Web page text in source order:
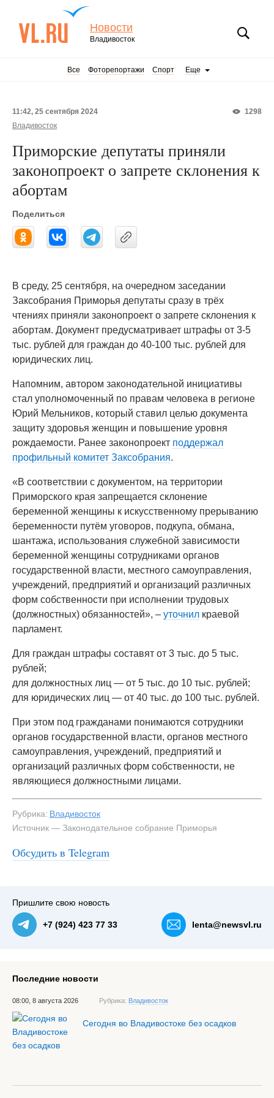
Новости
Владивосток
Все Фоторепортажи Спорт Еще
1298
11:42, 25 сентября 2024
Владивосток
Приморские депутаты приняли
законопроект о запрете склонения к
абортам
Поделиться
В среду, 25 сентября, на очередном заседании
Заксобрания Приморья депутаты сразу в трёх
чтениях приняли законопроект о запрете склонения к
абортам. Документ предусматривает штрафы от 3-5
тыс. рублей для граждан до 40-100 тыс. рублей для
юридических лиц.
Напомним, автором законодательной инициативы
стал уполномоченный по правам человека в регионе
Юрий Мельников, который ставил целью документа
защиту здоровья женщин и повышение уровня
рождаемости. Ранее законопроект поддержал
профильный комитет Заксобрания.
«В соответствии с документом, на территории
Приморского края запрещается склонение
беременной женщины к искусственному прерыванию
беременности путём уговоров, подкупа, обмана,
шантажа, использования служебной зависимости
беременной женщины сотрудниками органов
государственной власти, местного самоуправления,
учреждений, предприятий и организаций различных
форм собственности при исполнении трудовых
(должностных) обязанностей», – уточнил краевой
парламент.
Для граждан штрафы составят от 3 тыс. до 5 тыс.
рублей;
для должностных лиц — от 5 тыс. до 10 тыс. рублей;
для юридических лиц — от 40 тыс. до 100 тыс. рублей.
При этом под гражданами понимаются сотрудники
органов государственной власти, органов местного
самоуправления, учреждений, предприятий и
организаций различных форм собственности, не
являющиеся должностными лицами.
Рубрика: Владивосток
Источник — Законодательное собрание Приморья
Обсудить в Telegram
Пришлите свою новость
+7 (924) 423 77 33 lenta@newsvl.ru
Последние новости
08:00, 8 августа 2026 Рубрика: Владивосток
Сегодня во Владивостоке без осадков